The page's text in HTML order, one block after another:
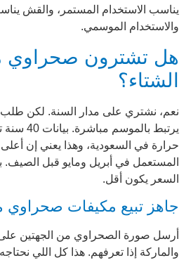
يناسب الاستخدام المستمر، والقش
والاستخدام الموسمي.
هل تشترون
الشتاء؟
نعم، نشتري على مدار السنة. لكن
يرتبط بالموسم مباشرة. بيانات 40 سنة
حرارة في السعودية، وهذا يعني إن
المستعمل في أبريل ومايو قبل الصيف.
السعر يكون أقل.
جاهز تبيع مكيفات صحراوي
أرسل صورة الصحراوي من الجهتين
والماركة إذا تعرفهم. هذا كل اللي